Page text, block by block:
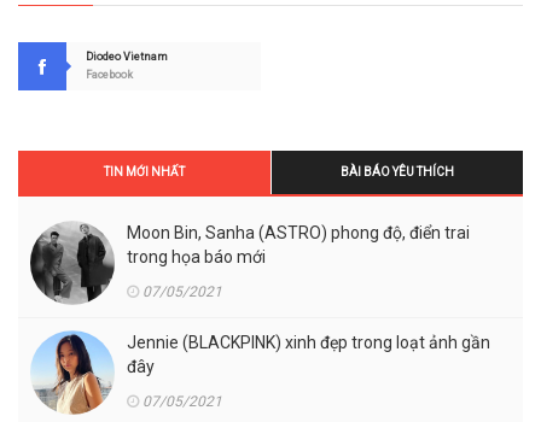
Diodeo Vietnam
Facebook
TIN MỚI NHẤT BÀI BÁO YÊU THÍCH
Moon Bin, Sanha (ASTRO) phong độ, điển trai
trong họa báo mới
07/05/2021
Jennie (BLACKPINK) xinh đẹp trong loạt ảnh gần
đây
07/05/2021